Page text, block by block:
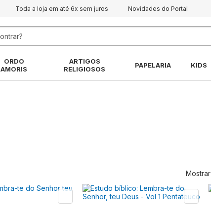
Toda a loja em até 6x sem juros Novidades do Portal
ORDO
AMORIS
ARTIGOS
RELIGIOSOS
PAPELARIA KIDS
Mostrar